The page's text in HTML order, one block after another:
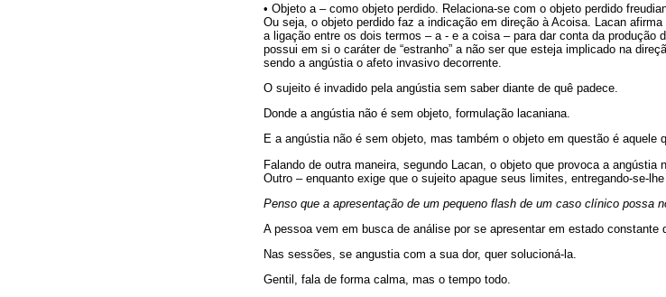
• Objeto a – como objeto perdido. Relaciona-se com o objeto perdido
Ou seja, o objeto perdido faz a indicação em direção à Acoisa. Lacan
a ligação entre os dois termos – a - e a coisa – para dar conta da produção
possui em si o caráter de “estranho” a não ser que esteja implicado na
sendo a angústia o afeto invasivo decorrente.
O sujeito é invadido pela angústia sem saber diante de quê padece.
Donde a angústia não é sem objeto, formulação lacaniana.
E a angústia não é sem objeto, mas também o objeto em questão é aquele
Falando de outra maneira, segundo Lacan, o objeto que provoca a angústia
Outro – enquanto exige que o sujeito apague seus limites, entregando-se-
Penso que a apresentação de um pequeno flash de um caso clínico possa
A pessoa vem em busca de análise por se apresentar em estado constante
Nas sessões, se angustia com a sua dor, quer solucioná-la.
Gentil, fala de forma calma, mas o tempo todo.